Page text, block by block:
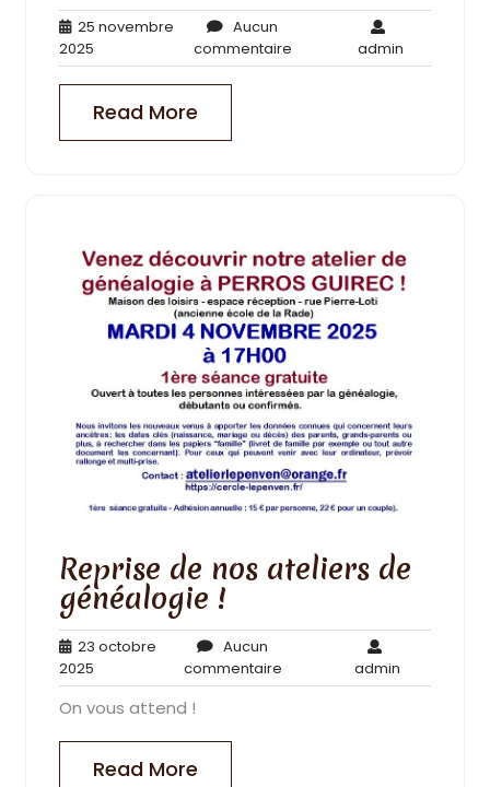
25 novembre
2025
novembre
2025
Aucun
commentaire
commentaire
admin
Read More
Reprise de nos ateliers de
généalogie !
23 octobre
2025
octobre
2025
Aucun
commentaireAucun
commentaire
admin
On vous attend !
Read More